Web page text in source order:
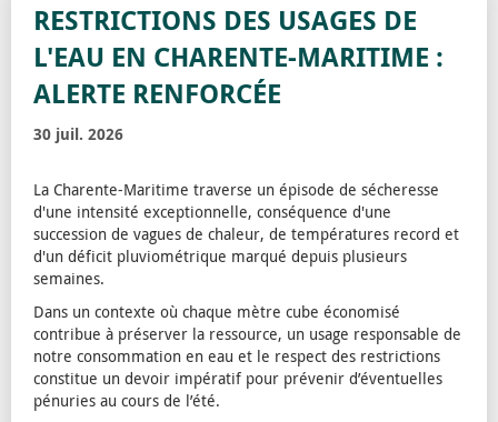
RESTRICTIONS DES USAGES DE
L'EAU EN CHARENTE-MARITIME :
ALERTE RENFORCÉE
30 juil. 2026
La Charente-Maritime traverse un épisode de sécheresse
d'une intensité exceptionnelle, conséquence d'une
succession de vagues de chaleur, de températures record et
d'un déficit pluviométrique marqué depuis plusieurs
semaines.
Dans un contexte où chaque mètre cube économisé
contribue à préserver la ressource, un usage responsable de
notre consommation en eau et le respect des restrictions
constitue un devoir impératif pour prévenir d’éventuelles
pénuries au cours de l’été.